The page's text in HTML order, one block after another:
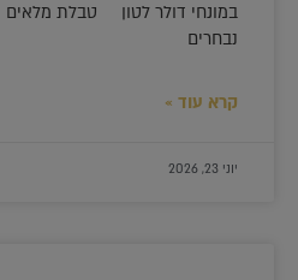
במונחי דולר לטון טבלת
נבחרים
קרא עוד »
יוני 23, 2026